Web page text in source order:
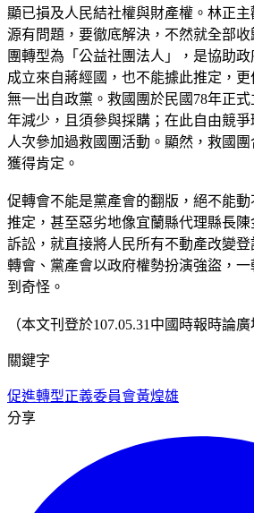
顯已損及人民結社權與財產權。林正
源有問題，要徹底解決，不然就全部
團轉型為「公益社團法人」，是協助
成立來自蔣經國，也不能據此推定，
無一出自政黨。救國團於民國78年正
年減少，且須參與採購；在此自由競爭
人次參加過救國團活動。顯然，救國
獲得肯定。
促轉會不能是黨產會的翻版，絕不能
推定，甚至惡劣地像宜蘭縣代理縣長
訴訟，就直接將人民所有不動產改變
轉會、黨產會以政府權勢扮演強盜，
到奇怪。
（本文刊登於107.05.31中國時報時論廣
關鍵字
促進轉型正義委員會黃煌雄
分享